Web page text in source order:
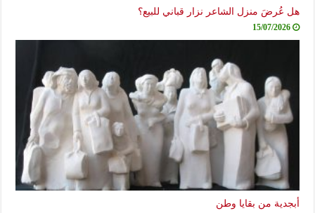
هل عُرضَ منزل الشاعر نزار قباني للبيع؟
15/07/2026
أبجدية من بقايا وطن